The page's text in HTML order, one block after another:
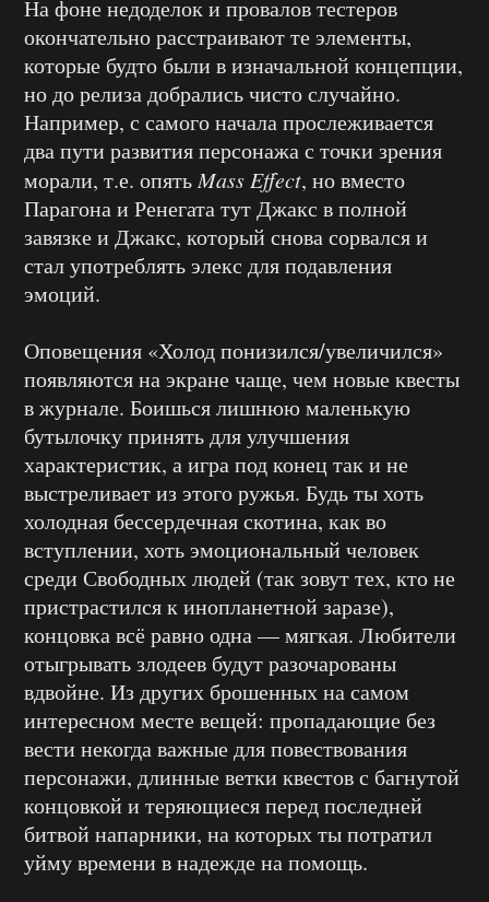
На фоне недоделок и провалов тестеров
окончательно расстраивают те элементы,
которые будто были в изначальной концепции,
но до релиза добрались чисто случайно.
Например, с самого начала прослеживается
два пути развития персонажа с точки зрения
морали, т.е. опятьMass Effect, но вместо
Парагона и Ренегата тут Джакс в полной
завязке и Джакс, который снова сорвался и
стал употреблять элекс для подавления
эмоций.
Оповещения «Холод понизился/увеличился»
появляются на экране чаще, чем новые квесты
в журнале. Боишься лишнюю маленькую
бутылочку принять для улучшения
характеристик, а игра под конец так и не
выстреливает из этого ружья. Будь ты хоть
холодная бессердечная скотина, как во
вступлении, хоть эмоциональный человек
среди Свободных людей (так зовут тех, кто не
пристрастился к инопланетной заразе),
концовка всё равно одна — мягкая. Любители
отыгрывать злодеев будут разочарованы
вдвойне. Из других брошенных на самом
интересном месте вещей: пропадающие без
вести некогда важные для повествования
персонажи, длинные ветки квестов с багнутой
концовкой и теряющиеся перед последней
битвой напарники, на которых ты потратил
уйму времени в надежде на помощь.